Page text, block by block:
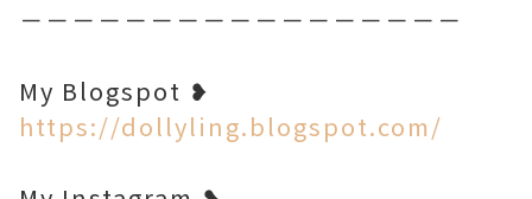
－－－－－－－－－－－－－－－－－
My Blogspot ❥
https://dollyling.blogspot.com/